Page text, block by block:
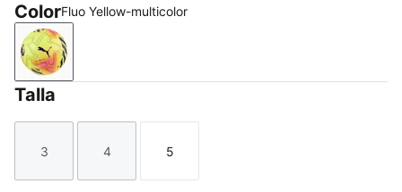
ColorFluo Yellow-multicolor
Fluo Yellow-multicolor
Talla
Talla
3
Talla
4
Talla
5